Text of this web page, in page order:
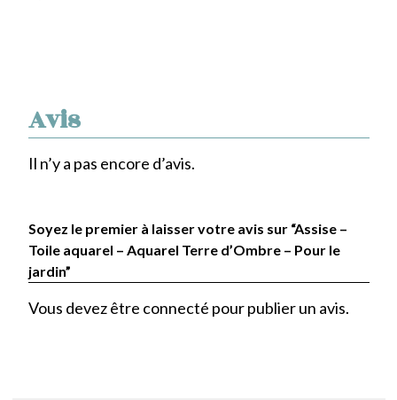
Avis
Il n’y a pas encore d’avis.
Soyez le premier à laisser votre avis sur “Assise –
Toile aquarel – Aquarel Terre d’Ombre – Pour le
jardin”
Vous devez être connecté pour publier un avis.